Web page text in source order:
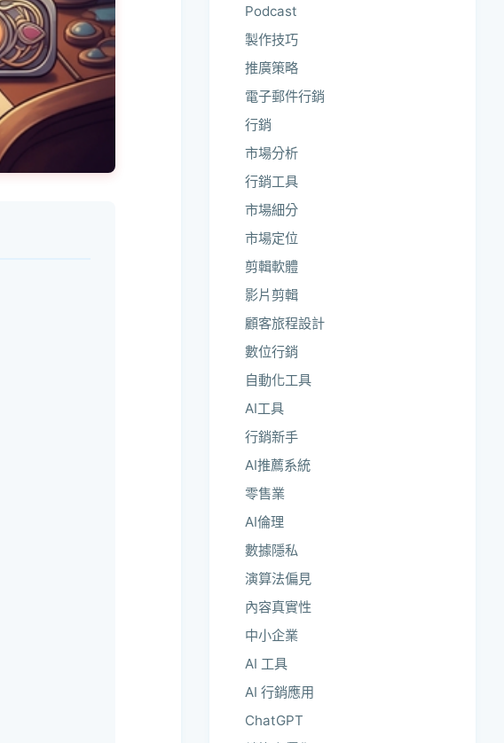
Podcast
製作技巧
推廣策略
電子郵件行銷
行銷
市場分析
行銷工具
市場細分
市場定位
剪輯軟體
影片剪輯
顧客旅程設計
數位行銷
自動化工具
AI工具
行銷新手
AI推薦系統
零售業
AI倫理
數據隱私
演算法偏見
內容真實性
中小企業
AI 工具
AI 行銷應用
ChatGPT